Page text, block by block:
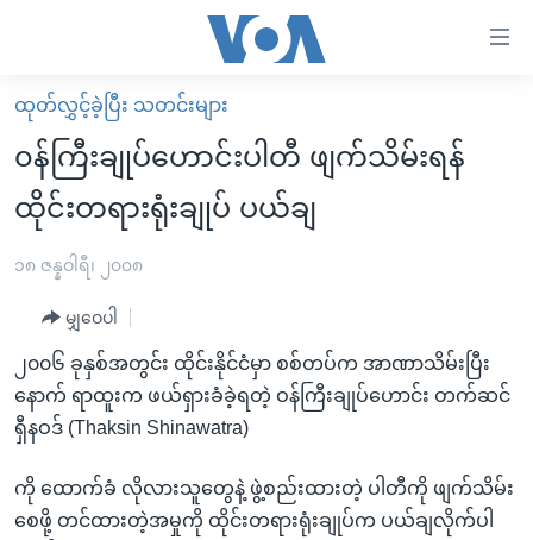
လွယ်ကူ
စေ
သည့်
Link
များ
အကြောင်းအရာ
သို့
ကျော်
ကြည့်
ပင်မ
မူလစာမျက်နှာ
မြန်မာ
ကမ္ဘာ့သတင်းများ
နိုင်ငံတကာ
အစ္စရေး-ပါလက်စတိုင်း
ရပ်ဝန်းတခု လမ်းတခု အလွန်
အင်္ဂလိပ်စာလေ့လာမယ်
အမေရိကန်သုံးအီဒီယံ
ရုပ်ရှင်ထဲက အင်္ဂလိပ်စာ
အပတ်စဉ်ကဏ္ဍများ
တီဗွီ
ရေဒီယို/တီဗွီအစီအစဉ်
ထုတ်လွှင့်ခဲ့ပြီး သတင်းများ
၀န်ကြီးချုပ်ဟောင်းပါတီ ဖျက်သိမ်းရန်
ထိုင်းတရားရုံးချုပ် ပယ်ချ
၁၈ ဇန္နဝါရီ၊ ၂၀၀၈
မျှဝေပါ
၂၀၀၆ ခုနှစ်အတွင်း ထိုင်းနိုင်ငံမှာ စစ်တပ်က အာဏာသိမ်းပြီး
နောက် ရာထူးက ဖယ်ရှားခံခဲ့ရတဲ့ ဝန်ကြီးချုပ်ဟောင်း တက်ဆင်
ရှီနဝဒ် (Thaksin Shinawatra)
ကို ထောက်ခံ လိုလားသူတွေနဲ့ ဖွဲ့စည်းထားတဲ့ ပါတီကို ဖျက်သိမ်း
စေဖို့ တင်ထားတဲ့အမှုကို ထိုင်းတရားရုံးချုပ်က ပယ်ချလိုက်ပါ